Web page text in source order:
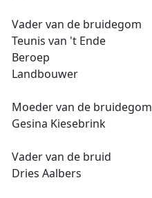
Vader van de bruidegom
Teunis van 't Ende
Beroep
Landbouwer
Moeder van de bruidegom
Gesina Kiesebrink
Vader van de bruid
Dries Aalbers